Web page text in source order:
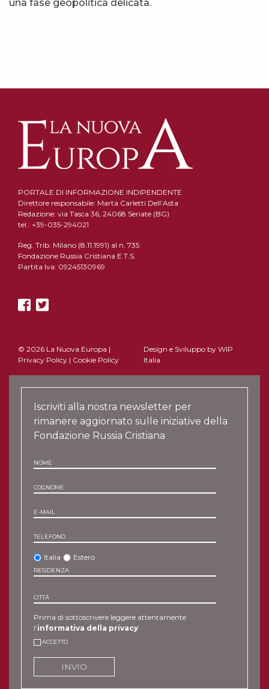
una fase geopolitica delicata.
PORTALE DI INFORMAZIONE INDIPENDENTE
Direttore responsabile: Marta Carletti Dell’Asta
Redazione: via Tasca 36, 24068 Seriate (BG)
tel.: +39-035-294021
Reg. Trib. Milano (8.11.1991) al n. 735
Fondazione Russia Cristiana E.T.S.
Partita Iva: 09245130969
© 2026 La Nuova Europa |
Privacy Policy | Cookie Policy
Design e Sviluppo by WIP
Italia
Iscriviti alla nostra newsletter per
rimanere aggiornato sulle iniziative della
Fondazione Russia Cristiana
NOME
COGNOME
E-MAIL
TELEFONO
Italia Estero
RESIDENZA
CITTÀ
Prima di sottoscrivere leggere attentamente
l’informativa della privacy
ACCETTO
INVIO